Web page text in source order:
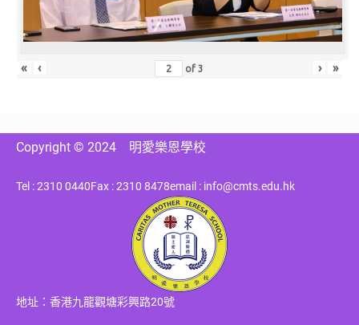
« ‹ of3 › »
Copyright © 2024 明愛樂恩學校
Tel : 2310 0440Fax : 2310 8478email : info@cmts.edu.hk
地址：香港九龍觀塘彩興路20號